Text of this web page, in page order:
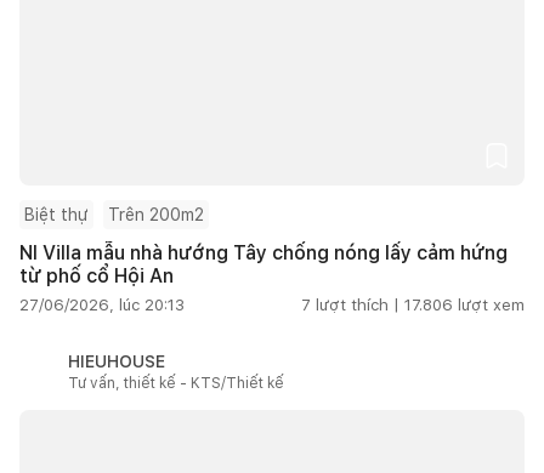
Biệt thự Trên 200m2
NI Villa mẫu nhà hướng Tây chống nóng lấy cảm hứng
từ phố cổ Hội An
27/06/2026, lúc 20:13 7 lượt thích | 17.806 lượt xem
HIEUHOUSE
Tư vấn, thiết kế - KTS/Thiết kế